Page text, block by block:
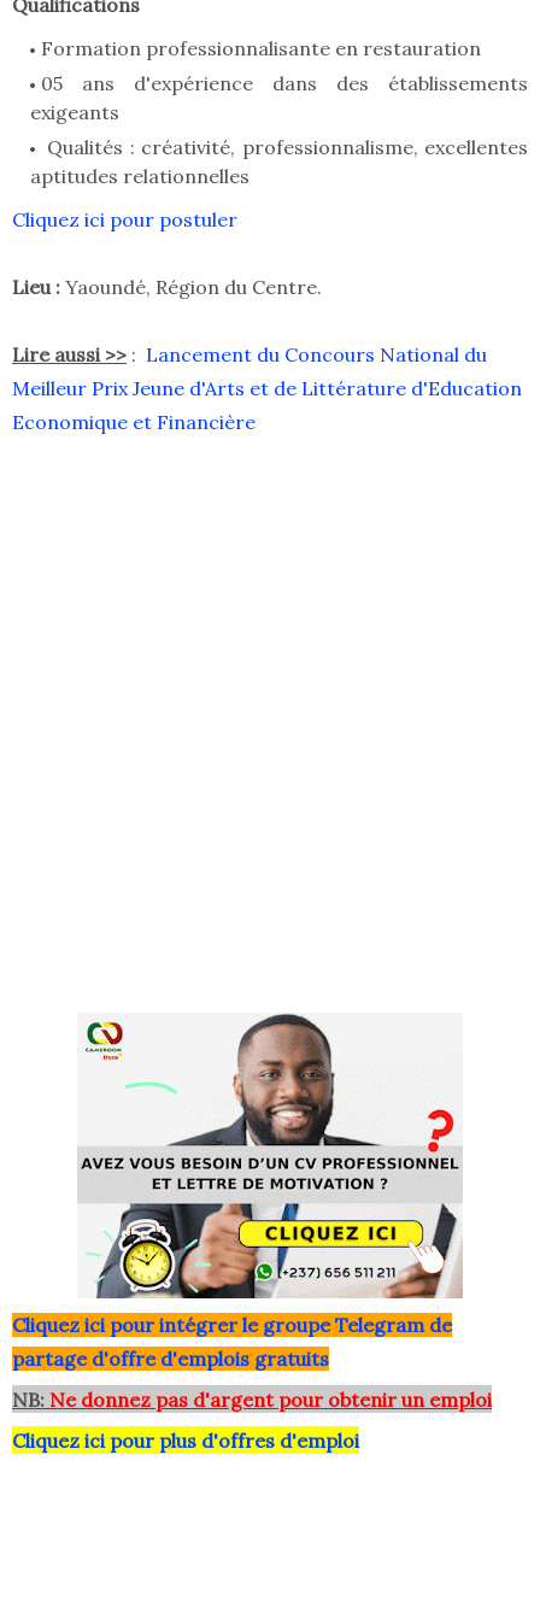
Qualifications
Formation professionnalisante en restauration
05 ans d'expérience dans des établissements
exigeants
Qualités : créativité, professionnalisme, excellentes
aptitudes relationnelles
Cliquez ici pour postuler
Lieu : Yaoundé, Région du Centre.
Lire aussi >> : Lancement du Concours National du
Meilleur Prix Jeune d'Arts et de Littérature d'Education
Economique et Financière
Cliquez ici pour intégrer le groupe Telegram de
partage d'offre d'emplois gratuits
NB: Ne donnez pas d'argent pour obtenir un emploi
Cliquez ici pour plus d'offres d'emploi